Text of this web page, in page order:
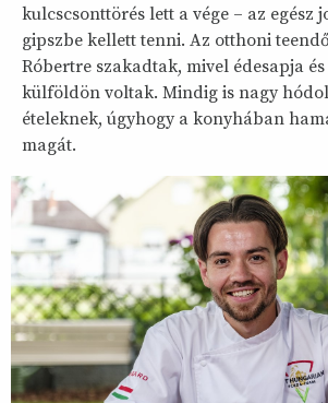
kulcscsonttörés lett a vége – az egész
gipszbe kellett tenni. Az otthoni
Róbertre szakadtak, mivel édesapja
külföldön voltak. Mindig is nagy
ételeknek, úgyhogy a konyhában
magát.